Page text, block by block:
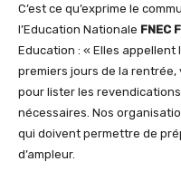
C’est ce qu’exprime le
l’Education Nationale FNEC
Education : « Elles
premiers jours de la rentrée,
pour lister les
nécessaires. Nos
qui doivent permettre de
d’ampleur.